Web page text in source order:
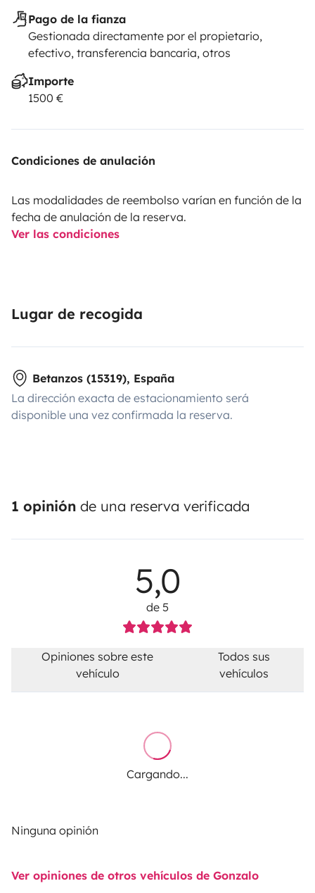
Pago de la fianza
Gestionada directamente por el propietario,
efectivo, transferencia bancaria, otros
Importe
1500 €
Condiciones de anulación
Las modalidades de reembolso varían en función de la
fecha de anulación de la reserva.
Ver las condiciones
Lugar de recogida
Betanzos (15319), España
La dirección exacta de estacionamiento será
disponible una vez confirmada la reserva.
1 opinión de una reserva verificada
5,0
de 5
Opiniones sobre este
vehículo
Todos sus
vehículos
Cargando...
Ninguna opinión
Ver opiniones de otros vehículos de Gonzalo